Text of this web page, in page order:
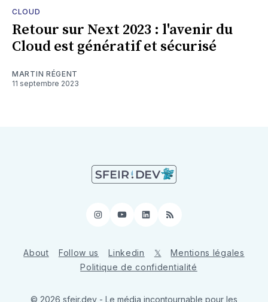
CLOUD
Retour sur Next 2023 : l'avenir du
Cloud est génératif et sécurisé
MARTIN RÉGENT
11 septembre 2023
Instagram
YouTubeLinkedIn
RSS
About Follow us Linkedin 𝕏
Mentions légales
Politique de confidentialité
© 2026 sfeir.dev - Le média incontournable pour les